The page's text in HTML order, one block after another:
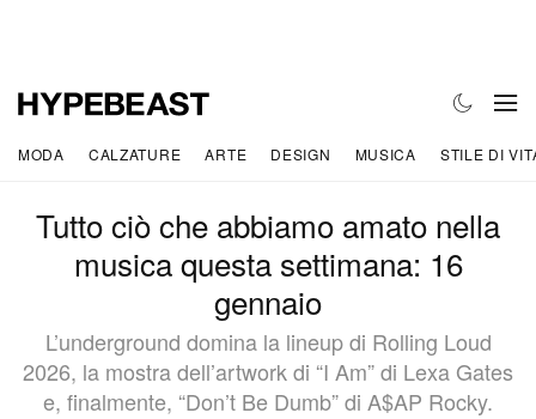
MODA CALZATURE ARTE DESIGN MUSICA STILE DI
Tutto ciò che abbiamo amato nella
musica questa settimana: 16
gennaio
L’underground domina la lineup di Rolling Loud
2026, la mostra dell’artwork di “I Am” di Lexa Gates
e, finalmente, “Don’t Be Dumb” di A$AP Rocky.